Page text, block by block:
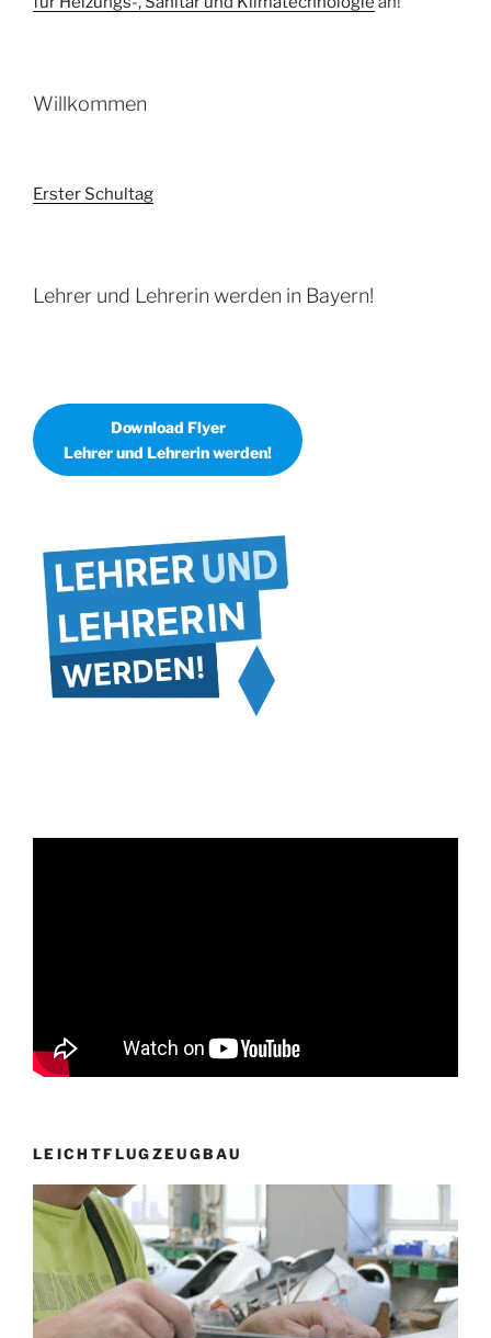
Willkommen
Erster Schultag
Lehrer und Lehrerin werden in Bayern!
Download Flyer
Lehrer und Lehrerin werden!
LEICHTFLUGZEUGBAU